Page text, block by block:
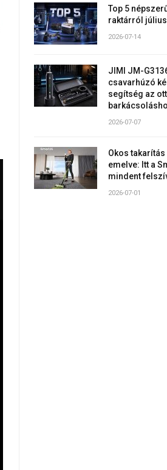
Top 5
raktárról
2026-07-14
JIMI JM-
csavarhúzó
segítség az
2026-07-07
Okos
emelve: Itt a
mindent
2026-07-01